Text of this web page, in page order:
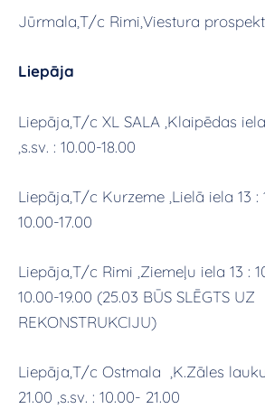
Jūrmala,T/c Rimi,Viestura
Liepāja
Liepāja,T/c XL SALA ,Klaipēdas
,s.sv. : 10.00-18.00
Liepāja,T/c Kurzeme ,Lielā iela 13 :
10.00-17.00
Liepāja,T/c Rimi ,Ziemeļu iela 13 :
10.00-19.00 (25.03 BŪS SLĒGTS UZ
REKONSTRUKCIJU)
Liepāja,T/c Ostmala ,K.Zāles
21.00 ,s.sv. : 10.00- 21.00